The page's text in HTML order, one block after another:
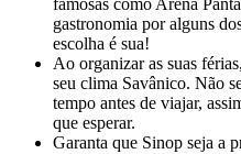
famosas como Arena
gastronomia por alguns
escolha é sua!
Ao organizar as suas
seu clima Savânico. Não
tempo antes de viajar,
que esperar.
Garanta que Sinop seja a